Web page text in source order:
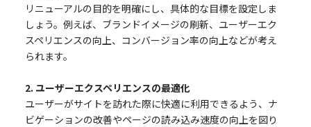
リニューアルの目的を明確にし、具体的な目標を設定しま
しょう。例えば、ブランドイメージの刷新、ユーザーエク
スペリエンスの向上、コンバージョン率の向上などが考え
られます。
2. ユーザーエクスペリエンスの最適化
ユーザーがサイトを訪れた際に快適に利用できるよう、ナ
ビゲーションの改善やページの読み込み速度の向上を図り